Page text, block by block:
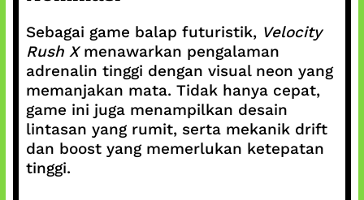
Sebagai game balap futuristik, Velocity
Rush Xmenawarkan pengalaman
adrenalin tinggi dengan visual neon yang
memanjakan mata. Tidak hanya cepat,
game ini juga menampilkan desain
lintasan yang rumit, serta mekanik drift
dan boost yang memerlukan ketepatan
tinggi.